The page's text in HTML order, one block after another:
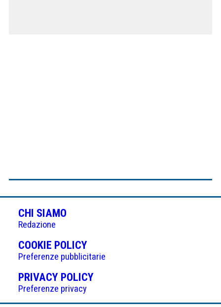
CHI SIAMO
Redazione
COOKIE POLICY(APRE
IN
UNA
NUOVA
Preferenze pubblicitarie
PRIVACY POLICY(APRE
UNA
Preferenze privacy